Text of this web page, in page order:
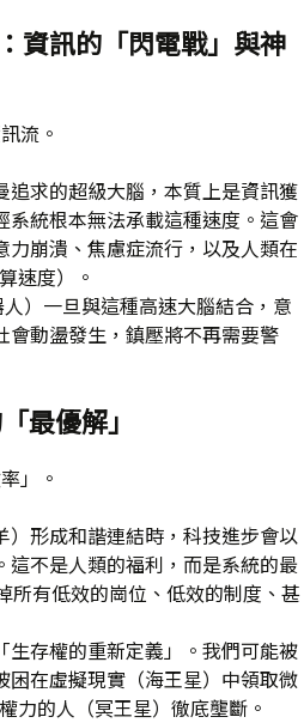
資訊的「閃電戰」與神
流。
追求的超級大腦，本質上是資訊獲
統根本無法承載這種速度。這會
崩潰、焦慮症流行，以及人類在
速度）。
）一旦與這種高速大腦結合，意
會動盪發生，鎮壓將不再需要警
最優解」
」。
形成和諧連結時，科技進步會以
不是人類的福利，而是系統的最
所有低效的崗位、低效的制度、甚
生存權的重新定義」。我們可能被
在虛擬現實（海王星）中領取微
力的人（冥王星）徹底壟斷。